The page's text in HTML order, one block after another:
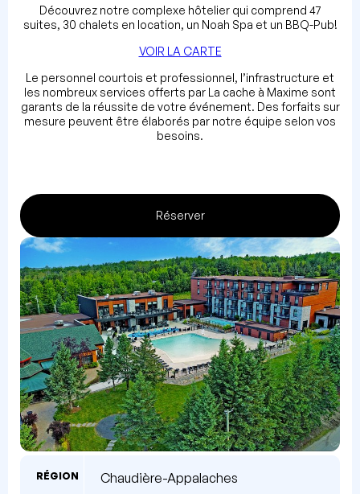
Découvrez notre complexe hôtelier qui comprend 47
suites, 30 chalets en location, un Noah Spa et un BBQ-Pub!
VOIR LA CARTE
Le personnel courtois et professionnel, l’infrastructure et
les nombreux services offerts par La cache à Maxime sont
garants de la réussite de votre événement. Des forfaits sur
mesure peuvent être élaborés par notre équipe selon vos
besoins.
Réserver
RÉGION Chaudière-Appalaches